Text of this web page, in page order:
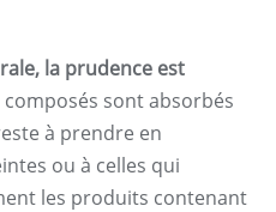
la prudence est
sont absorbés
à prendre en
ou à celles qui
les produits contenant